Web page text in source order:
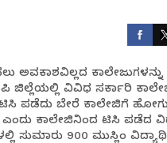
ಕಾಲೇಜುಗಳನ್ನು
ಜಿಲ್ಲೆಯಲ್ಲಿ ವಿವಿಧ ಸರ್ಕಾರಿ
ಪಡೆದು ಬೇರೆ ಕಾಲೇಜಿಗೆ
ಕಾಲೇಜಿನಿಂದ ಟಿಸಿ ಪಡೆದ
900 ಮುಸ್ಲಿಂ